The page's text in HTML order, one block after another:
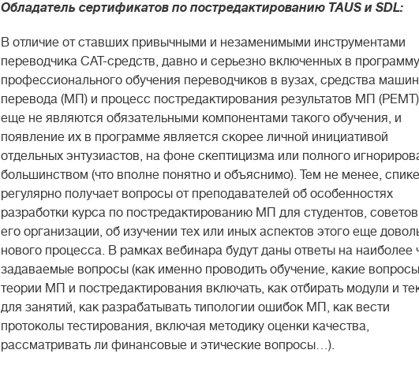
Обладатель сертификатов по постредактированию TAUS и SDL:
В отличие от ставших привычными и незаменимыми инструментами
переводчика CAT-средств, давно и серьезно включенных в программу
профессионального обучения переводчиков в вузах, средства
перевода (МП) и процесс постредактирования результатов МП
еще не являются обязательными компонентами такого обучения, и
появление их в программе является скорее личной инициативой
отдельных энтузиастов, на фоне скептицизма или полного
большинством (что вполне понятно и объяснимо). Тем не менее,
регулярно получает вопросы от преподавателей об особенностях
разработки курса по постредактированию МП для студентов,
его организации, об изучении тех или иных аспектов этого еще
нового процесса. В рамках вебинара будут даны ответы на наиболее
задаваемые вопросы (как именно проводить обучение, какие вопросы
теории МП и постредактирования включать, как отбирать модули и
для занятий, как разрабатывать типологии ошибок МП, как вести
протоколы тестирования, включая методику оценки качества,
рассматривать ли финансовые и этические вопросы…).